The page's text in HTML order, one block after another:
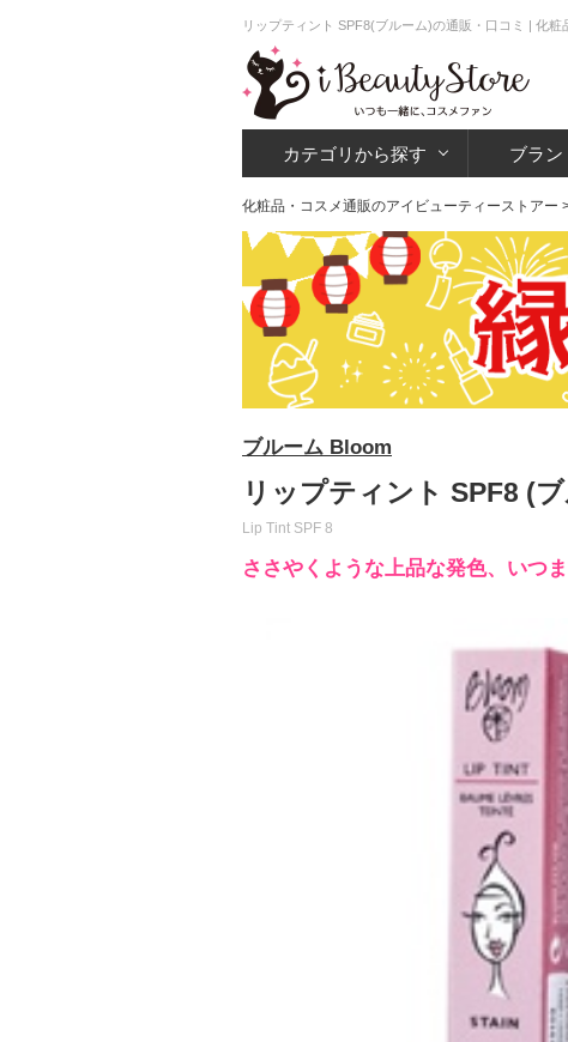
リップティント SPF8(ブルーム)の通販・口コミ | 化
カテゴリから探す ブラン
化粧品・コスメ通販のアイビューティーストアー
ブルーム Bloom
リップティント SPF8 (
Lip Tint SPF 8
ささやくような上品な発色、いつま